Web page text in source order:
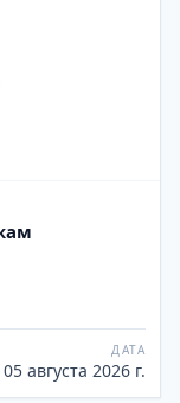
ДАТА
05 августа 2026 г.